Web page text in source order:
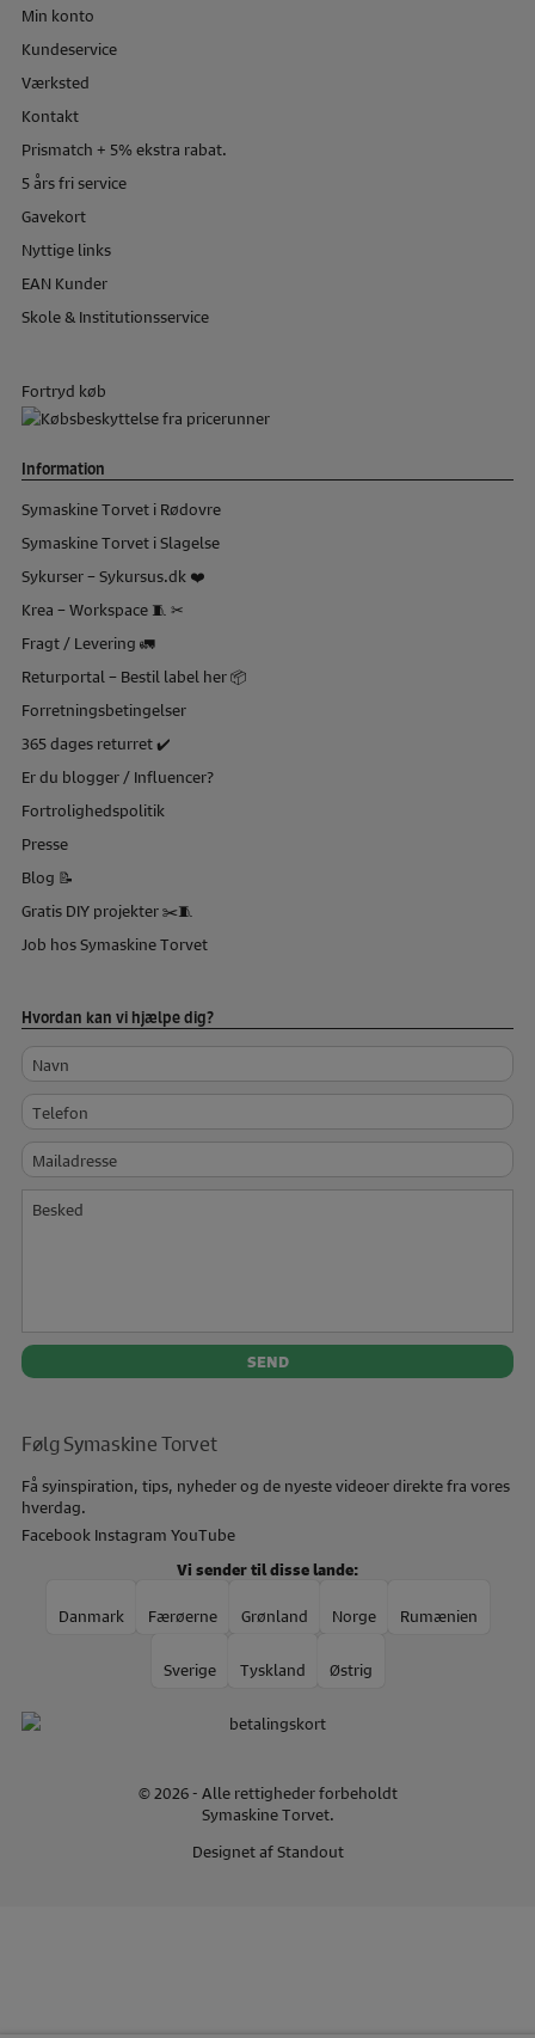
Min konto
Kundeservice
Værksted
Kontakt
Prismatch + 5% ekstra rabat.
5 års fri service
Gavekort
Nyttige links
EAN Kunder
Skole & Institutionsservice
Fortryd køb
Information
Symaskine Torvet i Rødovre
Symaskine Torvet i Slagelse
Sykurser – Sykursus.dk ❤️
Krea – Workspace 🧵 ✂
Fragt / Levering 🚛
Returportal – Bestil label her 📦
Forretningsbetingelser
365 dages returret ✔️
Er du blogger / Influencer?
Fortrolighedspolitik
Presse
Blog 📝
Gratis DIY projekter ✂️🧵
Job hos Symaskine Torvet
Hvordan kan vi hjælpe dig?
Navn
Telefon
Mailadresse
Besked
Følg Symaskine Torvet
Få syinspiration, tips, nyheder og de nyeste videoer direkte fra vores
hverdag.
Facebook Instagram YouTube
Vi sender til disse lande:
Danmark Færøerne Grønland Norge Rumænien
Sverige Tyskland Østrig
© 2026 - Alle rettigheder forbeholdt
Symaskine Torvet.
Designet afStandout